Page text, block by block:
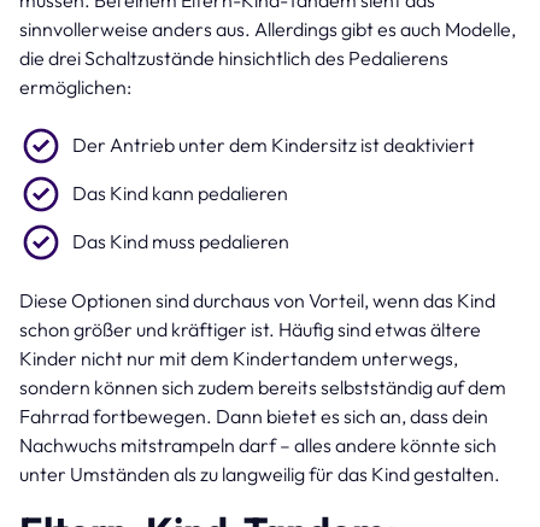
sinnvollerweise anders aus. Allerdings gibt es auch Modelle,
die drei Schaltzustände hinsichtlich des Pedalierens
ermöglichen:
Der Antrieb unter dem Kindersitz ist deaktiviert
Das Kind kann pedalieren
Das Kind muss pedalieren
Diese Optionen sind durchaus von Vorteil, wenn das Kind
schon größer und kräftiger ist. Häufig sind etwas ältere
Kinder nicht nur mit dem Kindertandem unterwegs,
sondern können sich zudem bereits selbstständig auf dem
Fahrrad fortbewegen. Dann bietet es sich an, dass dein
Nachwuchs mitstrampeln darf – alles andere könnte sich
unter Umständen als zu langweilig für das Kind gestalten.